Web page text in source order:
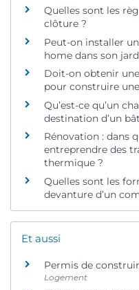
Quelles sont les
clôture ?
Peut-on installer
home dans son
Doit-on obtenir
pour construire
Qu’est-ce qu’un
destination d’un
Rénovation : dans
entreprendre des
thermique ?
Quelles sont les
devanture d’un
Et aussi
Permis de
Logement